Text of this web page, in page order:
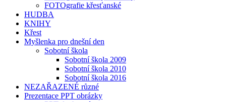
FOTOgrafie křesťanské
HUDBA
KNIHY
Křest
Myšlenka pro dnešní den
Sobotní škola
Sobotní škola 2009
Sobotní škola 2010
Sobotní škola 2016
NEZAŘAZENÉ různé
Prezentace PPT obrázky